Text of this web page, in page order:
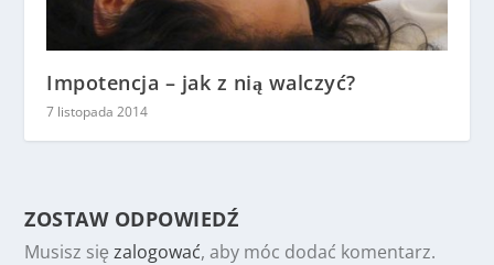
Impotencja – jak z nią walczyć?
7 listopada 2014
ZOSTAW ODPOWIEDŹ
Musisz sięzalogować, aby móc dodać komentarz.